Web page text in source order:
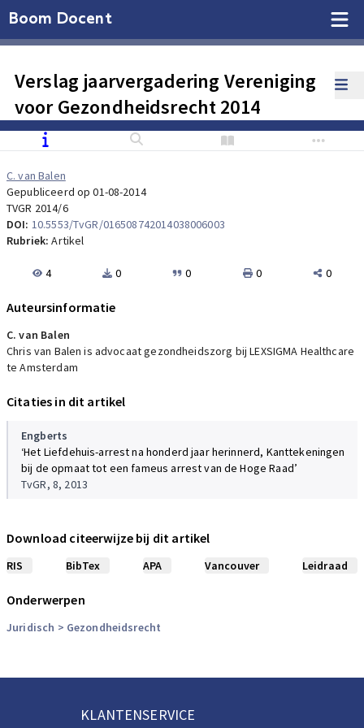
Boom Docent
Verslag jaarvergadering Vereniging
voor Gezondheidsrecht 2014
C. van Balen
Gepubliceerd op 01-08-2014
TVGR 2014/6
DOI: 10.5553/TvGR/016508742014038006003
Rubriek:Artikel
4 0 0 0 0
Auteursinformatie
C. van Balen
Chris van Balen is advocaat gezondheidszorg bij LEXSIGMA Healthcare
te Amsterdam
Citaties in dit artikel
Engberts
‘Het Liefdehuis-arrest na honderd jaar herinnerd, Kanttekeningen
bij de opmaat tot een fameus arrest van de Hoge Raad’
TvGR, 8, 2013
Download citeerwijze bij dit artikel
RIS BibTex APA Vancouver Leidraad
Onderwerpen
Juridisch > Gezondheidsrecht
KLANTENSERVICE